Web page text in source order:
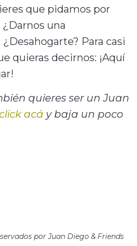
que pidamos por
una
Para casi
quieras decirnos: ¡Aquí
quieres ser un Juan
acá y baja un poco
por Juan Diego & Friends